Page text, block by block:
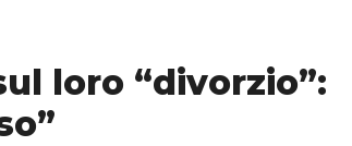
loro “divorzio”: